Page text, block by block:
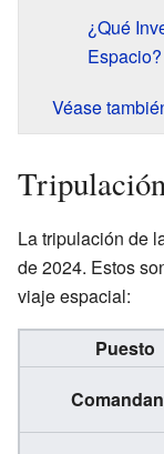
¿Qué
Espacio?
Véase
La tripulación de
de 2024. Estos
viaje espacial:
Puesto